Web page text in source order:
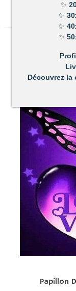
Papillon
✨
✨
✨
✨
Découvrez la